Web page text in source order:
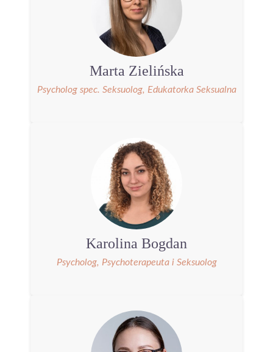
Marta Zielińska
Psycholog spec. Seksuolog, Edukatorka Seksualna
Karolina Bogdan
Psycholog, Psychoterapeuta i Seksuolog